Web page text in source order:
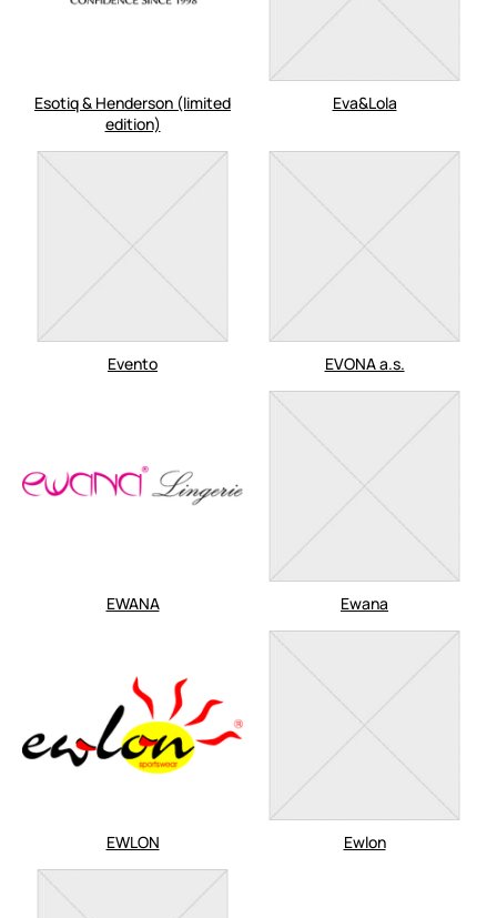
Esotiq & Henderson (limited
edition)
Eva&Lola
Evento EVONA a.s.
EWANA Ewana
EWLON Ewlon